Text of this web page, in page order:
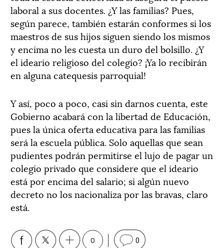
laboral a sus docentes. ¿Y las familias? Pues,
según parece, también estarán conformes si los
maestros de sus hijos siguen siendo los mismos
y encima no les cuesta un duro del bolsillo. ¿Y
el ideario religioso del colegio? ¡Ya lo recibirán
en alguna catequesis parroquial!
Y así, poco a poco, casi sin darnos cuenta, este
Gobierno acabará con la libertad de Educación,
pues la única oferta educativa para las familias
será la escuela pública. Solo aquellas que sean
pudientes podrán permitirse el lujo de pagar un
colegio privado que considere que el ideario
está por encima del salario; si algún nuevo
decreto no los nacionaliza por las bravas, claro
está.
0 0